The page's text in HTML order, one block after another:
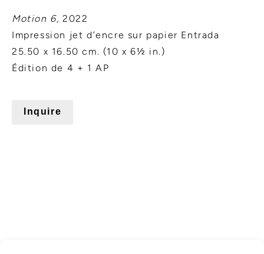
Motion 6, 2022
Impression jet d’encre sur papier Entrada
25.50 x 16.50 cm. (10 x 6½ in.)
Édition de 4 + 1 AP
Inquire